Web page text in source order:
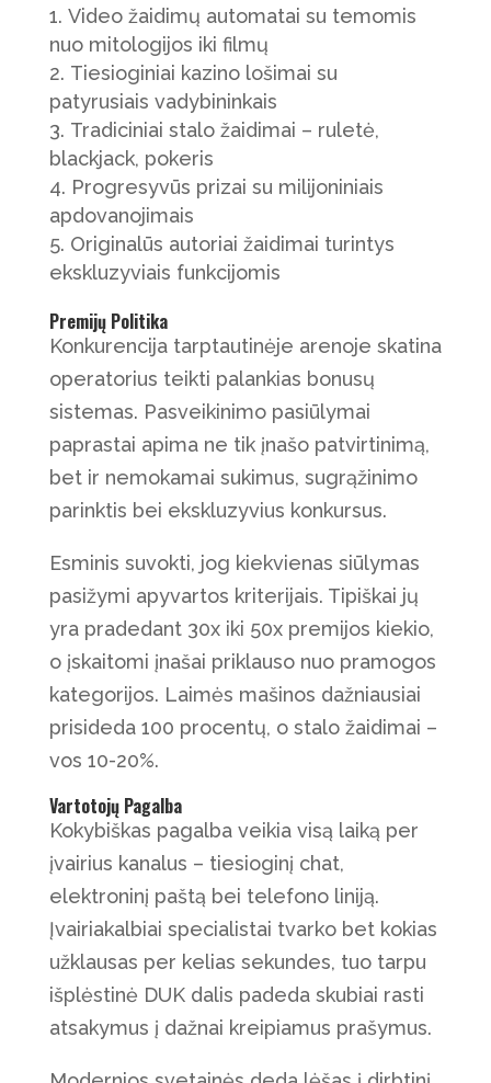
Video žaidimų automatai su temomis
nuo mitologijos iki filmų
Tiesioginiai kazino lošimai su
patyrusiais vadybininkais
Tradiciniai stalo žaidimai – ruletė,
blackjack, pokeris
Progresyvūs prizai su milijoniniais
apdovanojimais
Originalūs autoriai žaidimai turintys
ekskluzyviais funkcijomis
Premijų Politika
Konkurencija tarptautinėje arenoje skatina
operatorius teikti palankias bonusų
sistemas. Pasveikinimo pasiūlymai
paprastai apima ne tik įnašo patvirtinimą,
bet ir nemokamai sukimus, sugrąžinimo
parinktis bei ekskluzyvius konkursus.
Esminis suvokti, jog kiekvienas siūlymas
pasižymi apyvartos kriterijais. Tipiškai jų
yra pradedant 30x iki 50x premijos kiekio,
o įskaitomi įnašai priklauso nuo pramogos
kategorijos. Laimės mašinos dažniausiai
prisideda 100 procentų, o stalo žaidimai –
vos 10-20%.
Vartotojų Pagalba
Kokybiškas pagalba veikia visą laiką per
įvairius kanalus – tiesioginį chat,
elektroninį paštą bei telefono liniją.
Įvairiakalbiai specialistai tvarko bet kokias
užklausas per kelias sekundes, tuo tarpu
išplėstinė DUK dalis padeda skubiai rasti
atsakymus į dažnai kreipiamus prašymus.